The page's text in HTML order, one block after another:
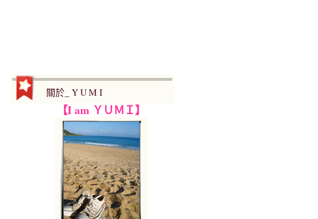
關於_ Y U M I
【I am ＹＵＭＩ】